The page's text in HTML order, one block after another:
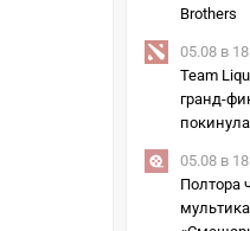
Brothers
05.08 в
Team
гранд-
05.08 в
Полтора